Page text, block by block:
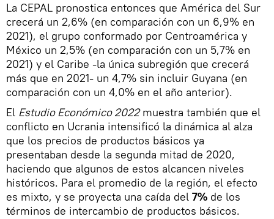
La CEPAL pronostica entonces que América del Sur
crecerá un 2,6% (en comparación con un 6,9% en
2021), el grupo conformado por Centroamérica y
México un 2,5% (en comparación con un 5,7% en
2021) y el Caribe -la única subregión que crecerá
más que en 2021- un 4,7% sin incluir Guyana (en
comparación con un 4,0% en el año anterior).
El Estudio Económico 2022muestra también que el
conflicto en Ucrania intensificó la dinámica al alza
que los precios de productos básicos ya
presentaban desde la segunda mitad de 2020,
haciendo que algunos de estos alcancen niveles
históricos. Para el promedio de la región, el efecto
es mixto, y se proyecta una caída del 7% de los
términos de intercambio de productos básicos.